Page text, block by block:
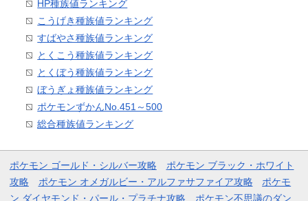
HP種族値ランキング
こうげき種族値ランキング
すばやさ種族値ランキング
とくこう種族値ランキング
とくぼう種族値ランキング
ぼうぎょ種族値ランキング
ポケモンずかんNo.451～500
総合種族値ランキング
ポケモン ゴールド・シルバー攻略
ポケモン ブラック・ホワイト
攻略
ポケモン オメガルビー・アルファサファイア攻略
ポケモ
ン ダイヤモンド・パール・プラチナ攻略
ポケモン不思議のダン